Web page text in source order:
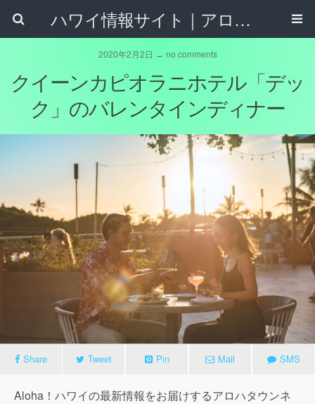
ハワイ情報サイト｜アロハタウンネット
2020年2月2日 ↔ no comments
クイーンカピオラニホテル「デッ
ク」のバレンタインディナー
Share Tweet Pin Mail SMS
Aloha！ハワイの最新情報をお届けするアロハタウンネ